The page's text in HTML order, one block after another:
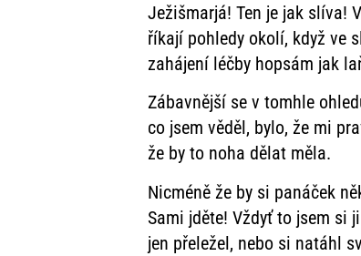
Ježišmarjá! Ten je jak slíva!
říkají pohledy okolí, když ve
zahájení léčby hopsám jak
Zábavnější se v tomhle
co jsem věděl, bylo, že mi
že by to noha dělat měla.
Nicméně že by si panáček
Sami jděte! Vždyť to jsem si
jen přeležel, nebo si natáhl